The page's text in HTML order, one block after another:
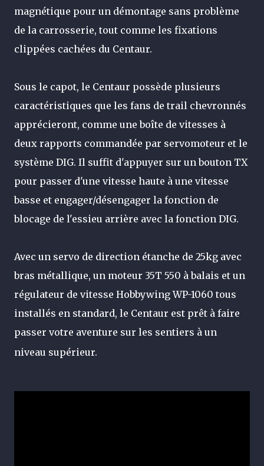
magnétique pour un démontage sans problème
de la carrosserie, tout comme les fixations
clippées cachées du Centaur.
Sous le capot, le Centaur possède plusieurs
caractéristiques que les fans de trail chevronnés
apprécieront, comme une boîte de vitesses à
deux rapports commandée par servomoteur et le
système DIG. Il suffit d'appuyer sur un bouton TX
pour passer d'une vitesse haute à une vitesse
basse et engager/désengager la fonction de
blocage de l'essieu arrière avec la fonction DIG.
Avec un servo de direction étanche de 25kg avec
bras métallique, un moteur 35T 550 à balais et un
régulateur de vitesse Hobbywing WP-1060 tous
installés en standard, le Centaur est prêt à faire
passer votre aventure sur les sentiers à un
niveau supérieur.